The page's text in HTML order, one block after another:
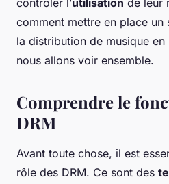
contrôler l’utilisation de leur
comment mettre en place un
la distribution de musique en
nous allons voir ensemble.
Comprendre le
DRM
Avant toute chose, il est
rôle des DRM. Ce sont des